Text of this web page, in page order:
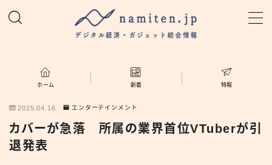
ホーム
新着
ホーム 新着 特報
2025.04.16 エンターテインメント
カバーが急落 所属の業界首位VTuberが引
退発表